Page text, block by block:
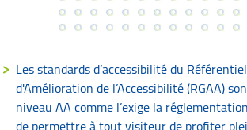
Les standards d’accessibilité du
d'Amélioration de l’Accessibilité (RGAA)
niveau AA comme l’exige la